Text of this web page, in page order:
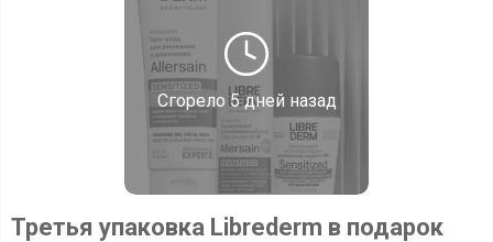
Сгорело5 дней назад
Третья упаковка Librederm в подарок